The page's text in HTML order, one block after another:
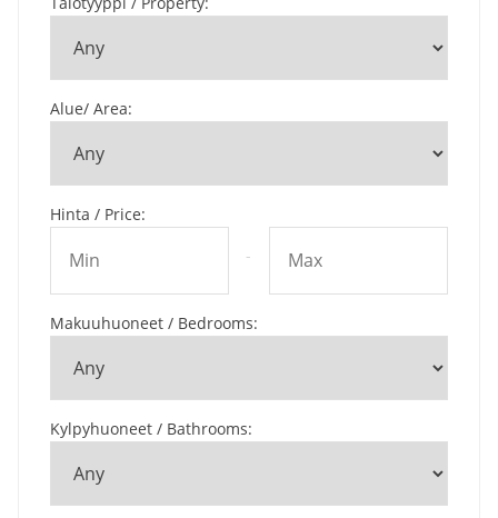
Alue/ Area:
Hinta / Price:
-
Makuuhuoneet / Bedrooms:
Kylpyhuoneet / Bathrooms: